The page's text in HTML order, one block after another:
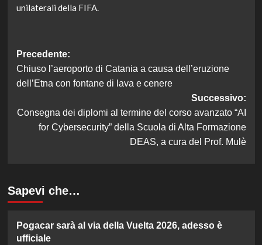
unilaterali della FIFA.
Navigazione
articolo
Precedente:
Chiuso l’aeroporto di Catania a causa dell’eruzione
dell’Etna con fontane di lava e cenere
Successivo:
Consegna dei diplomi al termine del corso avanzato “AI
for Cybersecurity” della Scuola di Alta Formazione
DEAS, a cura del Prof. Mulè
Sapevi che…
Pogacar sarà al via della Vuelta 2026, adesso è
ufficiale